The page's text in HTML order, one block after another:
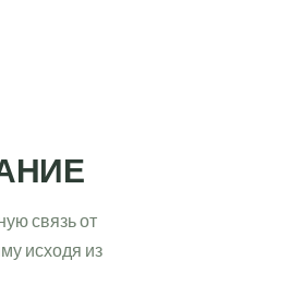
связь от
исходя из